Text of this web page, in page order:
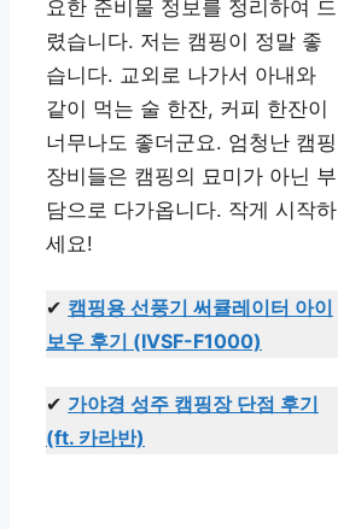
요한 준비물 정보를 정리하여 드
렸습니다. 저는 캠핑이 정말 좋
습니다. 교외로 나가서 아내와
같이 먹는 술 한잔, 커피 한잔이
너무나도 좋더군요. 엄청난 캠핑
장비들은 캠핑의 묘미가 아닌 부
담으로 다가옵니다. 작게 시작하
세요!
✔ 캠핑용 선풍기 써큘레이터 아이
보우 후기 (IVSF-F1000)
✔ 가야경 성주 캠핑장 단점 후기
(ft. 카라반)